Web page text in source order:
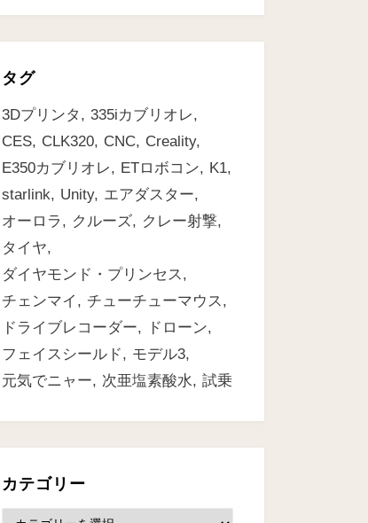
タグ
3Dプリンタ
335iカブリオレ
CES
CLK320 CNC
Creality
E350カブリオレ
ETロボコン
K1
starlink
Unity
エアダスター
オーロラ
クルーズ
クレー射撃
タイヤ
ダイヤモンド・プリンセス
チェンマイ
チューチューマウス
ドライブレコーダー
ドローン
フェイスシールド
モデル3
元気でニャー
次亜塩素酸水 試乗
カテゴリー